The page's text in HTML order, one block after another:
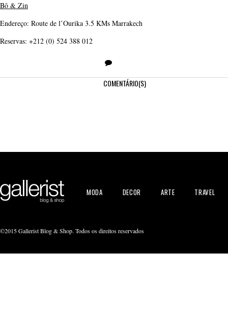
Bô & Zin
Endereço: Route de l’Ourika 3.5 KMs Marrakech
Reservas: +212 (0) 524 388 012
COMENTÁRIO(S)
MODA DECOR ARTE TRAVEL
©2015 Gallerist Blog & Shop. Todos os direitos reservados